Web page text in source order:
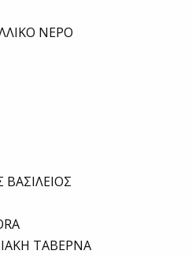
ΝΕΡΟ
ΤΑΒΕΡΝΑ